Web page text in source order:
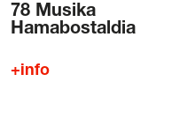
78 Musika
Hamabostaldia
+info